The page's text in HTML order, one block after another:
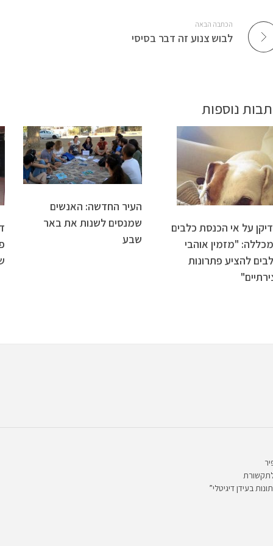
הכתבה הבאה
לבוש צנוע זה דבר בסיסי
נוספות
על אי הכנסת כלבים
"מזמין אוהבי
להציע פתרונות
העיר החדשה: האנשים
שמנסים לשנות את באר
שבע
בעידן דיגיטלי”